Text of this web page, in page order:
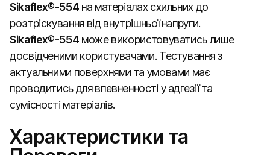
Sikaflex®-554 на матеріалах схильних до
розтріскування від внутрішньої напруги.
Sikaflex®-554 може використовуватись лише
досвідченими користувачами. Тестування з
актуальними поверхнями та умовами має
проводитись для впевненності у адгезії та
сумісності матеріалів.
Характеристики та